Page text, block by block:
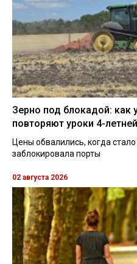
Зерно под блокадой: как
повторяют уроки 4-
Цены обвалились, когда
заблокировала порты
02 августа 2026